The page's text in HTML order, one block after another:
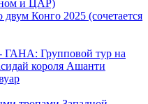
и ЦАР)
Конго 2025 (сочетается
Групповой тур на
короля Ашанти